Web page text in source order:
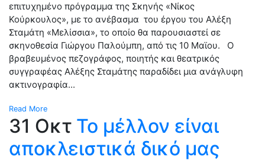
επιτυχημένο πρόγραμμα της Σκηνής «Νίκος
Κούρκουλος», με το ανέβασμα του έργου του Αλέξη
Σταμάτη «Μελίσσια», το οποίο θα παρουσιαστεί σε
σκηνοθεσία Γιώργου Παλούμπη, από τις 10 Μαϊου. Ο
βραβευμένος πεζογράφος, ποιητής και θεατρικός
συγγραφέας Αλέξης Σταμάτης παραδίδει μια ανάγλυφη
ακτινογραφία...
Read More
31 Οκτ Το μέλλον είναι
αποκλειστικά δικό μας